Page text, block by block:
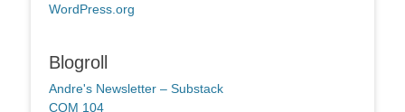
WordPress.org
Blogroll
Andre's Newsletter – Substack
COM 104